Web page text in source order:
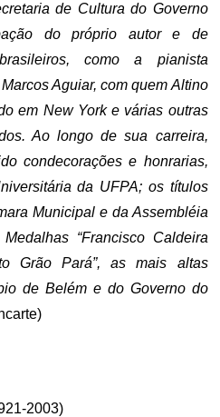
de Cultura do Governo
do próprio autor e de
como a pianista
Aguiar, com quem Altino
em New York e várias outras
Ao longo de sua carreira,
condecorações e honrarias,
da UFPA; os títulos
Municipal e da Assembléia
“Francisco Caldeira
Grão Pará”, as mais altas
de Belém e do Governo do
2003)